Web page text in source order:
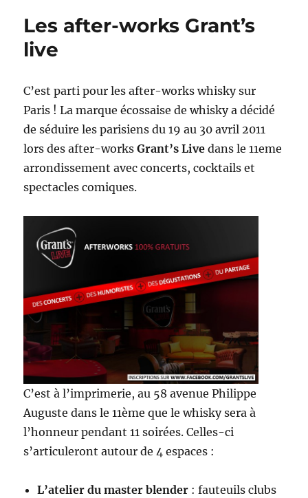
Les after-works Grant’s
live
C’est parti pour les after-works whisky sur
Paris ! La marque écossaise de whisky a décidé
de séduire les parisiens du 19 au 30 avril 2011
lors des after-worksGrant’s Livedans le 11eme
arrondissement avec concerts, cocktails et
spectacles comiques.
C’est à l’imprimerie, au 58 avenue Philippe
Auguste dans le 11ème que le whisky sera à
l’honneur pendant 11 soirées. Celles-ci
s’articuleront autour de 4 espaces :
L’atelier du master blender : fauteuils clubs